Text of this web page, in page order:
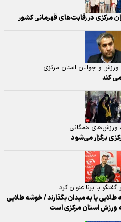
ورزش و جوانان استان مرکزی :
کند
ورزش‌های همگانی:
برگزار می‌شود
با برنا عنوان کرد:
پا به میدان بگذارند / خوشه طلایی
ورزش استان مرکزی است